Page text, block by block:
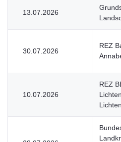
13.07.2026
30.07.2026
REZ
10.07.2026
REZ